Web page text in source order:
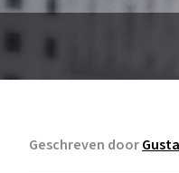
Geschreven door